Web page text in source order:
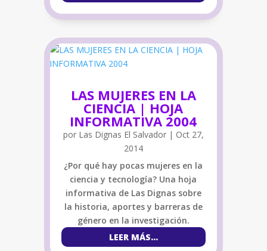
LAS MUJERES EN LA
CIENCIA | HOJA
INFORMATIVA 2004
por Las Dignas El Salvador| Oct 27,
2014
¿Por qué hay pocas mujeres en la
ciencia y tecnología? Una hoja
informativa de Las Dignas sobre
la historia, aportes y barreras de
género en la investigación.
LEER MÁS...